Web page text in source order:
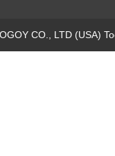
CO., LTD (USA)